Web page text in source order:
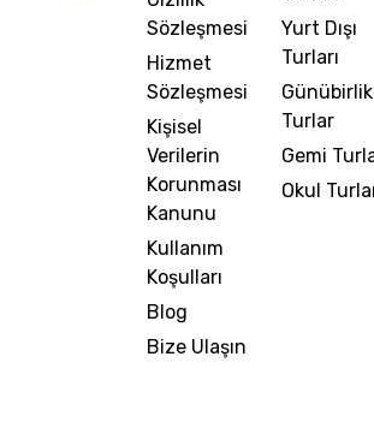
Sözleşmesi
Hizmet
Sözleşmesi
Kişisel
Verilerin
Korunması
Kanunu
Kullanım
Koşulları
Blog
Bize Ulaşın
Yurt Dışı
Turları
Günübirlik
Turlar
Gemi
Okul